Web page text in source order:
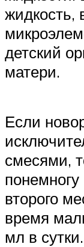
жидкость,
детский
матери.
Если
смесями,
понемногу
второго
время
мл в сутки.